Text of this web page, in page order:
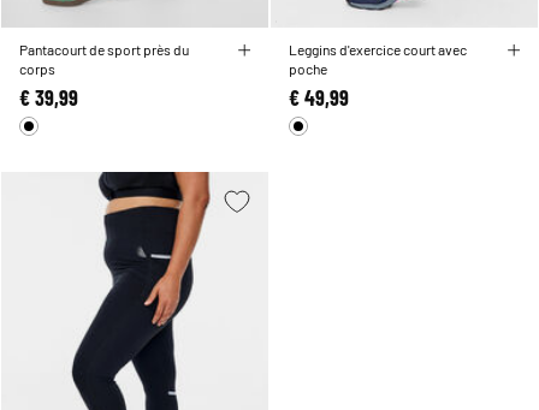
Pantacourt de sport près du
corps
€ 39,99
Leggins d'exercice court avec
poche
€ 49,99